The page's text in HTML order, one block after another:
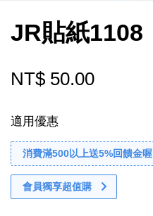
JR貼紙1108
NT$ 50.00
適用優惠
消費滿500以上送5%回饋金喔
會員獨享超值購